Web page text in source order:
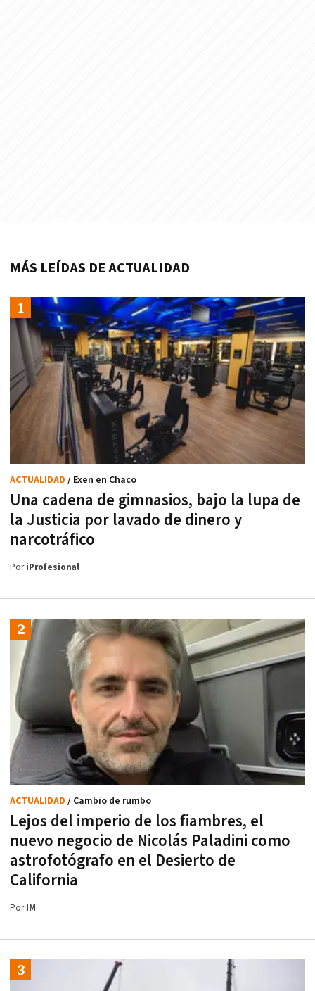
MÁS LEÍDAS DE ACTUALIDAD
Una cadena de gimnasios, bajo la lupa de
la Justicia por lavado de dinero y
narcotráfico
ACTUALIDAD / Exen en Chaco
PoriProfesional
Lejos del imperio de los fiambres, el
nuevo negocio de Nicolás Paladini como
astrofotógrafo en el Desierto de
California
ACTUALIDAD / Cambio de rumbo
PorIM